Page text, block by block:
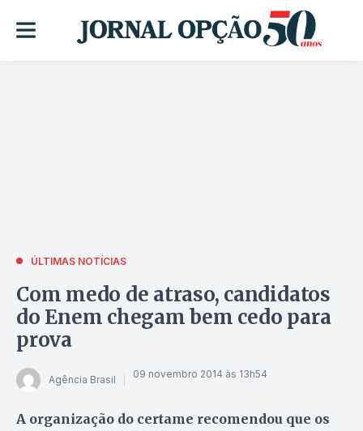
ÚLTIMAS NOTÍCIAS
Com medo de atraso, candidatos
do Enem chegam bem cedo para
prova
Agência Brasil 09 novembro 2014 às 13h54
A organização do certame recomendou que os